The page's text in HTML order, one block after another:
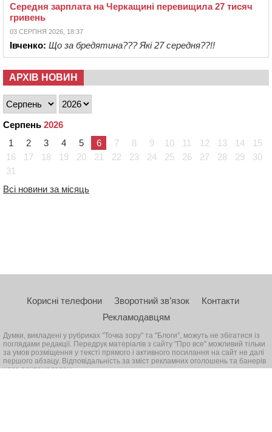
Середня зарплата на Черкащині перевищила 27 тисяч
гривень
03 СЕРПНЯ 2026, 18:37
Івченко: Що за бредятина??? Які 27 середня??!!
АРХІВ НОВИН
Серпень 2026
1
2 3 4 5 6 7 8 9 10 11 12 13 14
15
16
17 18 19 20 21 22 23 24 25 26 27 28 29
30
31
Всі новини за місяць
Корисні телефони Зворотний зв’язок
Контакти
Рекламодавцям
Думки, викладені у рубриках "Точка зору" та "Блоги", можуть не збігатися із
поглядами редакції. Передрук матеріалів з сайту "Про все" можливий тільки
за умов розміщення у тексті прямого і активного посилання на сайт не далі
першого абзацу. Відповідальність за зміст рекламних оголошень та банерів
несе рекламодавець